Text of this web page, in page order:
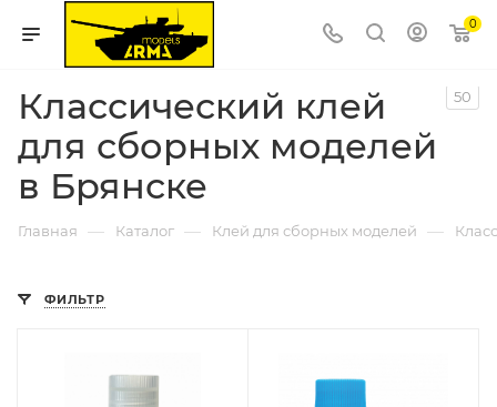
0
Классический клей
для сборных моделей
в Брянске
50
Главная — Каталог — Клей для сборных моделей —
ФИЛЬТР